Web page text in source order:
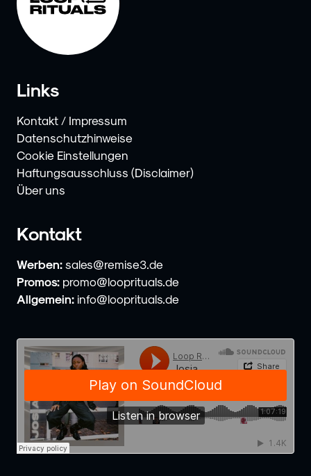
Links
Kontakt / Impressum
Datenschutzhinweise
Cookie Einstellungen
Haftungsausschluss (Disclaimer)
Über uns
Kontakt
Werben: sales@remise3.de
Promos: promo@looprituals.de
Allgemein: info@looprituals.de